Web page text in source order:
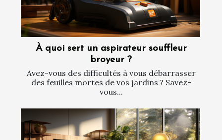
À quoi sert un aspirateur souffleur
broyeur ?
Avez-vous des difficultés à vous débarrasser
des feuilles mortes de vos jardins ? Savez-
vous...